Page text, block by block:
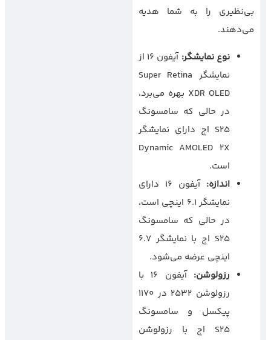
بی‌نظیری را به شما هدیه
می‌دهند.
نوع نمایشگر:
آیفون ۱۶ از
نمایشگر Super Retina
XDR OLED بهره می‌برد،
در حالی که سامسونگ
S25 اج دارای نمایشگر
Dynamic AMOLED 2X
است.
اندازه:
آیفون ۱۶ دارای
نمایشگر ۶.۱ اینچی است،
در حالی که سامسونگ
S25 اج با نمایشگر ۶.۷
اینچی عرضه می‌شود.
رزولوشن:
آیفون ۱۶ با
رزولوشن ۲۵۳۲ در ۱۱۷۰
پیکسل و سامسونگ
S25 اج با رزولوشن